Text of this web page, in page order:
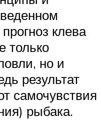
клева
только
но и
результат
самочувствия
рыбака.